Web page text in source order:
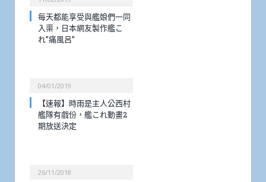
每天都能享受與艦娘們一同
入渠，日本網友製作艦こ
れ”痛風呂”
04/01/2019
【速報】時雨是主人公西村
艦隊有戲份，艦これ動畫2
期放送決定
26/11/2018